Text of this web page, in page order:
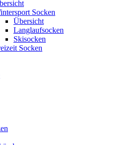
Socken
Übersicht
Langlaufsocken
Skisocken
Socken